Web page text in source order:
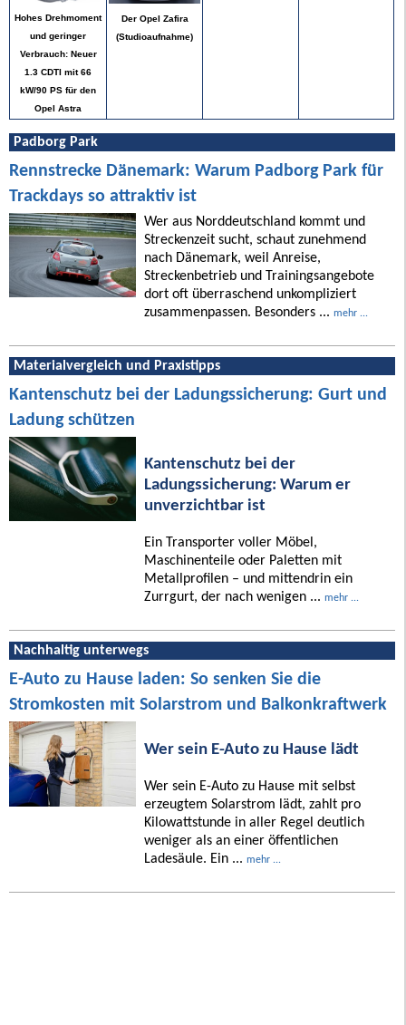
Hohes Drehmoment
und geringer
Verbrauch: Neuer
1.3 CDTI mit 66
kW/90 PS für den
Opel Astra
Der Opel Zafira
(Studioaufnahme)
Padborg Park
Rennstrecke Dänemark: Warum Padborg Park für
Trackdays so attraktiv ist
Wer aus Norddeutschland kommt und
Streckenzeit sucht, schaut zunehmend
nach Dänemark, weil Anreise,
Streckenbetrieb und Trainingsangebote
dort oft überraschend unkompliziert
zusammenpassen. Besonders ... mehr ...
Materialvergleich und Praxistipps
Kantenschutz bei der Ladungssicherung: Gurt und
Ladung schützen
Kantenschutz bei der
Ladungssicherung: Warum er
unverzichtbar ist
Ein Transporter voller Möbel,
Maschinenteile oder Paletten mit
Metallprofilen – und mittendrin ein
Zurrgurt, der nach wenigen ... mehr ...
Nachhaltig unterwegs
E-Auto zu Hause laden: So senken Sie die
Stromkosten mit Solarstrom und Balkonkraftwerk
Wer sein E-Auto zu Hause lädt
Wer sein E-Auto zu Hause mit selbst
erzeugtem Solarstrom lädt, zahlt pro
Kilowattstunde in aller Regel deutlich
weniger als an einer öffentlichen
Ladesäule. Ein ... mehr ...